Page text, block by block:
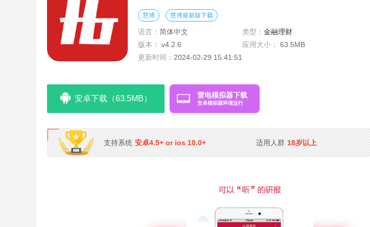
慧博 慧博最新版下载
语言： 简体中文 类型： 金融理财
版本：
v4.2.6 应用大小：
63.5MB
更新时间： 2024-02-29 15:41:51
安卓下载（63.5MB） 雷电模拟器下载
安卓模拟器环境运行
支持系统 安卓4.5+ or ios 10.0+ 适用人群 18岁以上